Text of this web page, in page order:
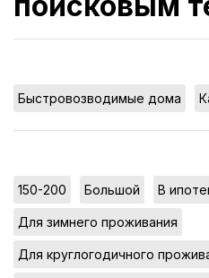
Быстровозводимые дома
150-200 Большой В
Для зимнего проживания
Для круглогодичного